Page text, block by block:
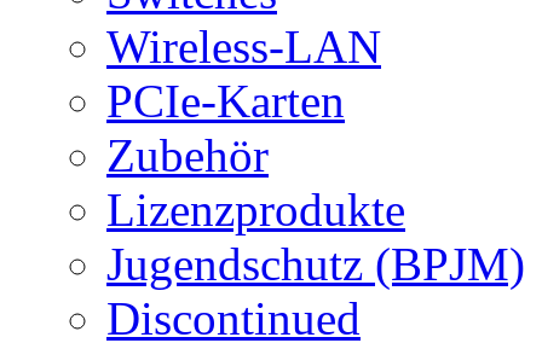
Wireless-LAN
PCIe-Karten
Zubehör
Lizenzprodukte
Jugendschutz (BPJM)
Discontinued